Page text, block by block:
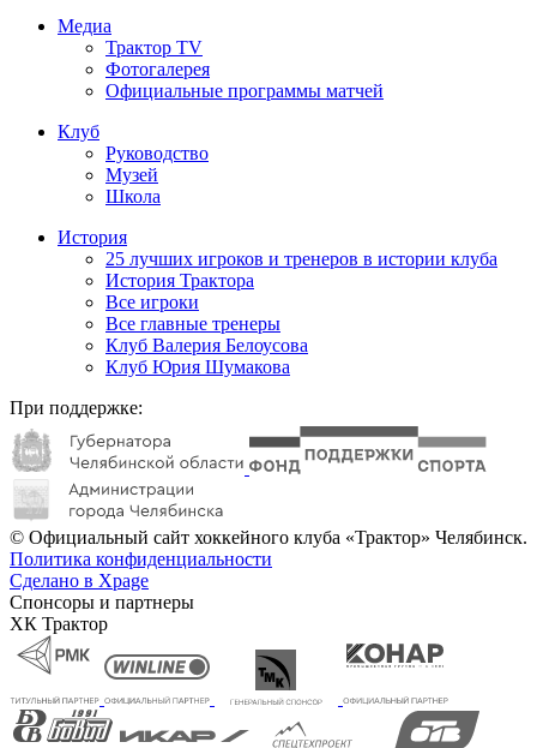
Медиа
Трактор TV
Фотогалерея
Официальные программы матчей
Клуб
Руководство
Музей
Школа
История
25 лучших игроков и тренеров в истории клуба
История Трактора
Все игроки
Все главные тренеры
Клуб Валерия Белоусова
Клуб Юрия Шумакова
При поддержке:
© Официальный сайт хоккейного клуба «Трактор» Челябинск.
Политика конфиденциальности
Сделано в Xpage
Спонсоры и партнеры
ХК Трактор